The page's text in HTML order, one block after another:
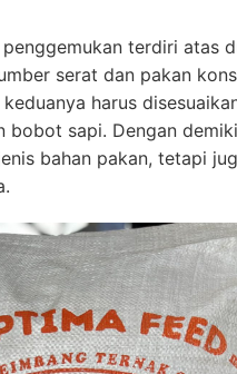
terdiri atas
serat dan pakan
harus
bobot sapi. Dengan
bahan pakan, tetapi